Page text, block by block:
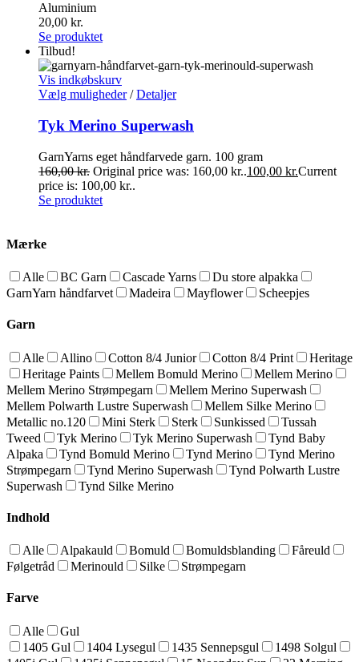
Aluminium
20,00 kr.
Se produktet
Tilbud!
Vis indkøbskurv
Vælg muligheder/ Detaljer
Tyk Merino Superwash
GarnYarns eget håndfarvede garn. 100 gram
160,00kr. Original price was: 160,00 kr..100,00 kr.Current
price is: 100,00 kr..
Se produktet
Mærke
Alle BC Garn Cascade Yarns
Du store alpakka
GarnYarn håndfarvet
Madeira Mayflower Scheepjes
Garn
Alle Allino Cotton 8/4 Junior Cotton 8/4 Print
Heritage
Heritage Paints
Mellem Bomuld Merino
Mellem Merino
Mellem Merino Strømpegarn
Mellem Merino Superwash
Mellem Polwarth Lustre Superwash
Mellem Silke Merino
Metallic no.120
Mini Sterk Sterk Sunkissed
Tussah
Tweed
Tyk Merino Tyk Merino Superwash
Tynd Baby
Alpaka
Tynd Bomuld Merino Tynd Merino
Tynd Merino
Strømpegarn
Tynd Merino Superwash
Tynd Polwarth Lustre
Superwash
Tynd Silke Merino
Indhold
Alle Alpakauld Bomuld Bomuldsblanding
Fåreuld
Følgetråd
Merinould Silke Strømpegarn
Farve
Alle
Gul
1405 Gul
1404 Lysegul 1435 Sennepsgul
1498 Solgul